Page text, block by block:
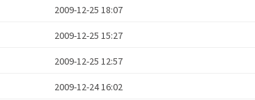
2009-12-25 18:07
2009-12-25 15:27
2009-12-25 12:57
2009-12-24 16:02